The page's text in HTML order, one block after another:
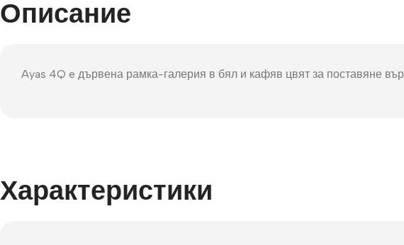
Описание
Ayas 4Q e дървена рамка-галерия в бял и кафяв цвят за поставяне
Характеристики